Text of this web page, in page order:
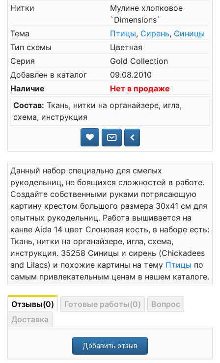
Нитки
Мулине хлопковое
`Dimensions`
Тема
Птицы, Сирень, Синицы
Тип схемы
Цветная
Серия
Gold Collection
Добавлен в каталог
09.08.2010
Наличие
Нет в продаже
Состав: Ткань, нитки на органайзере, игла,
схема, инструкция
Данный набор специально для смелых
рукодельниц, не боящихся сложностей в работе.
Создайте собственными руками потрясающую
картину крестом большого размера 30x41 см для
опытных рукодельниц. Работа вышивается на
канве Aida 14 цвет Слоновая кость, в наборе есть:
Ткань, нитки на органайзере, игла, схема,
инструкция. 35258 Синицы и сирень (Chickadees
and Lilacs) и похожие картины на тему Птицы по
самым привлекательным ценам в нашем каталоге.
Отзывы(0) Готовые работы(0)
Вопрос
Доставка
Добавить отзыв